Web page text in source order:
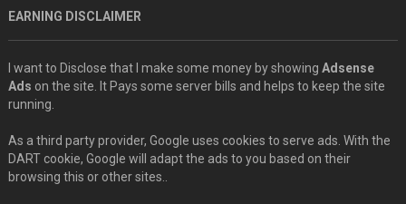
EARNING DISCLAIMER
I want to Disclose that I make some money by showing Adsense
Ads on the site. It Pays some server bills and helps to keep the site
running.
As a third party provider, Google uses cookies to serve ads. With the
DART cookie, Google will adapt the ads to you based on their
browsing this or other sites..